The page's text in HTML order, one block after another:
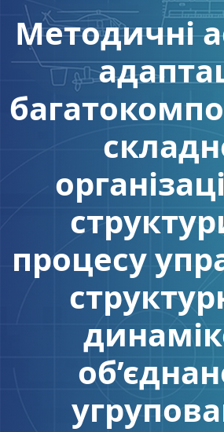
Методичні
процесу